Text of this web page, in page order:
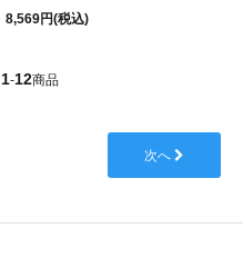
8,569円(税込)
1-12商品
次へ